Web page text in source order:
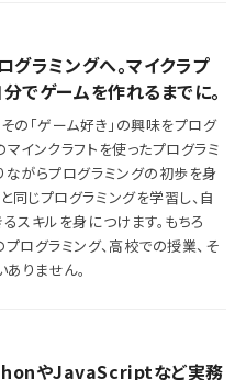
グラミングへ。マイクラプ
でゲームを作れるまでに。
の「ゲーム好き」の興味をプログ
インクラフトを使ったプログラミ
ながらプログラミングの初歩を身
同じプログラミングを学習し、自
スキルを身につけます。もちろ
ログラミング、高校での授業、そ
りません。
やJavaScriptなど実務